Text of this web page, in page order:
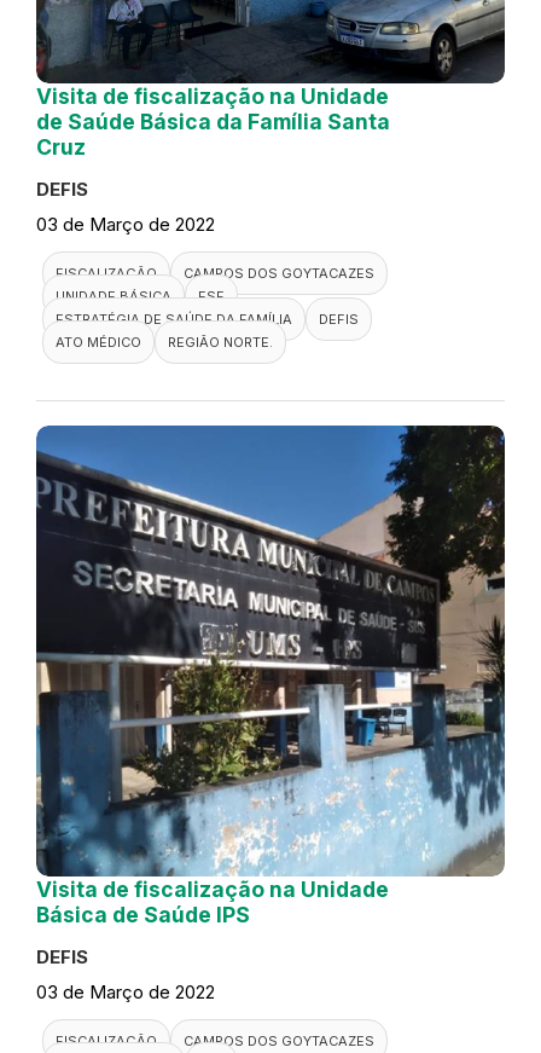
Visita de fiscalização na Unidade
de Saúde Básica da Família Santa
Cruz
DEFIS
03 de Março de 2022
FISCALIZAÇÃO
CAMPOS DOS GOYTACAZES
UNIDADE BÁSICA
ESF
ESTRATÉGIA DE SAÚDE DA FAMÍLIA
DEFIS
ATO MÉDICO
REGIÃO NORTE.
Visita de fiscalização na Unidade
Básica de Saúde IPS
DEFIS
03 de Março de 2022
FISCALIZAÇÃO
CAMPOS DOS GOYTACAZES